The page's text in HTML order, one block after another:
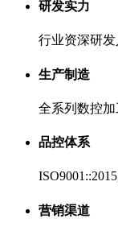
研发实力
行业资深研
生产制造
全系列数控
品控体系
营销渠道